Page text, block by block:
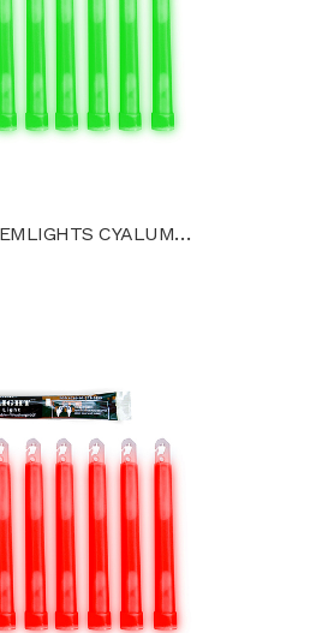
6 INCH GREEN CHEMLIGHTS CYALUME (10 unidades)